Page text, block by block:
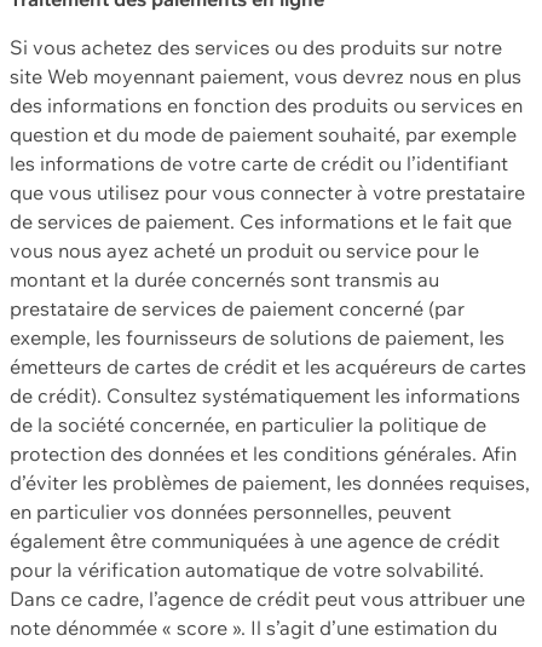
Si vous achetez des services ou des produits sur notre
site Web moyennant paiement, vous devrez nous en plus
des informations en fonction des produits ou services en
question et du mode de paiement souhaité, par exemple
les informations de votre carte de crédit ou l’identifiant
que vous utilisez pour vous connecter à votre prestataire
de services de paiement. Ces informations et le fait que
vous nous ayez acheté un produit ou service pour le
montant et la durée concernés sont transmis au
prestataire de services de paiement concerné (par
exemple, les fournisseurs de solutions de paiement, les
émetteurs de cartes de crédit et les acquéreurs de cartes
de crédit). Consultez systématiquement les informations
de la société concernée, en particulier la politique de
protection des données et les conditions générales. Afin
d’éviter les problèmes de paiement, les données requises,
en particulier vos données personnelles, peuvent
également être communiquées à une agence de crédit
pour la vérification automatique de votre solvabilité.
Dans ce cadre, l’agence de crédit peut vous attribuer une
note dénommée « score ». Il s’agit d’une estimation du